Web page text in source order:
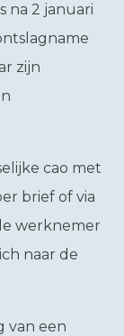
na 2 januari
zijn
cao met
brief of via
werknemer
naar de
van een